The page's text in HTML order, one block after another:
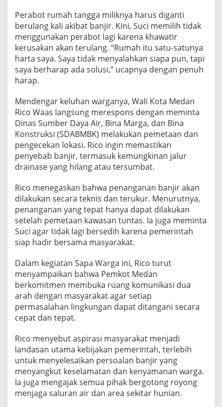
a
C
a
r
i
S
o
s
Perabot rumah tangga miliknya harus diganti
berulang kali akibat banjir. Kini, Suci memilih tidak
menggunakan perabot lagi karena khawatir
kerusakan akan terulang. “Rumah itu satu-satunya
harta saya. Saya tidak menyalahkan siapa pun, tapi
saya berharap ada solusi,” ucapnya dengan penuh
harap.
Mendengar keluhan warganya, Wali Kota Medan
Rico Waas langsung merespons dengan meminta
Dinas Sumber Daya Air, Bina Marga, dan Bina
Konstruksi (SDABMBK) melakukan pemetaan dan
pengecekan lokasi. Rico ingin memastikan
penyebab banjir, termasuk kemungkinan jalur
drainase yang hilang atau tersumbat.
Rico menegaskan bahwa penanganan banjir akan
dilakukan secara teknis dan terukur. Menurutnya,
penanganan yang tepat hanya dapat dilakukan
setelah pemetaan kawasan tuntas. Ia juga meminta
Suci agar tidak lagi bersedih karena pemerintah
siap hadir bersama masyarakat.
Dalam kegiatan Sapa Warga ini, Rico turut
menyampaikan bahwa Pemkot Medan
berkomitmen membuka ruang komunikasi dua
arah dengan masyarakat agar setiap
permasalahan lingkungan dapat ditangani secara
cepat dan tepat.
Rico menyebut aspirasi masyarakat menjadi
landasan utama kebijakan pemerintah, terlebih
untuk menyelesaikan persoalan banjir yang
menyangkut keselamatan dan kenyamanan warga.
Ia juga mengajak semua pihak bergotong royong
menjaga saluran air dan area sekitar hunian.